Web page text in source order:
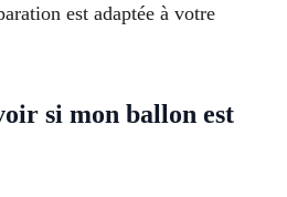
est adaptée à votre
si mon ballon est